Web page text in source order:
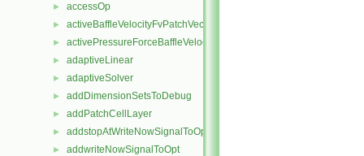
► accessOp
► activeBaffleVelocityFvPatchVectorField
► activePressureForceBaffleVelocityFvPatchVectorField
► adaptiveLinear
► adaptiveSolver
► addDimensionSetsToDebug
► addPatchCellLayer
► addstopAtWriteNowSignalToOpt
► addwriteNowSignalToOpt